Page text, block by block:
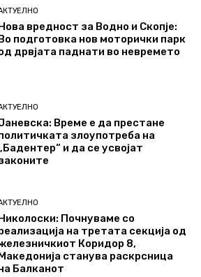
вредност за Водно и Скопје:
подготовка нов моторички парк
дрвјата паднати во невремето
Време е да престане
злоупотреба на
и да се усвојат
Почнуваме со
на третата секција од
Коридор 8,
станува раскрсница
Балканот